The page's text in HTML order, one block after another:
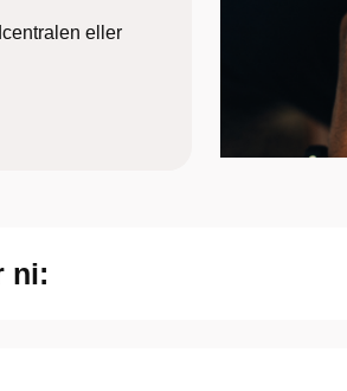
eller
ni: